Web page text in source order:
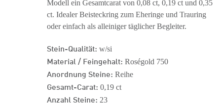
Modell ein Gesamtcarat von 0,08 ct, 0,19 ct und 0,35
ct. Idealer Beisteckring zum Eheringe und Trauring
oder einfach als alleiniger täglicher Begleiter.
Stein-Qualität: w/si
Material / Feingehalt: Roségold 750
Anordnung Steine: Reihe
Gesamt-Carat: 0,19 ct
Anzahl Steine: 23